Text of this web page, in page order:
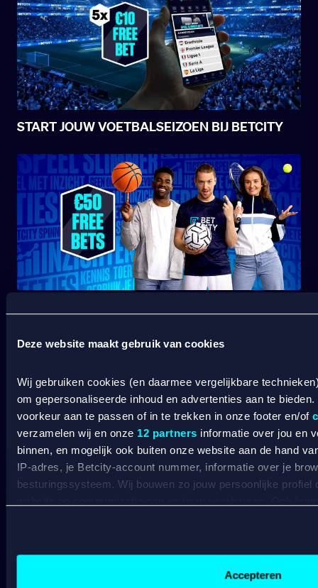
Deze website maakt gebruik van cookies
Wij gebruiken cookies (en daarmee vergelijkbare
om gepersonaliseerde inhoud en advertenties aan te
voorkeur aan te passen of in te trekken in onze footer en/of
verzamelen wij en onze 12 partners informatie over jou en
binnen, en mogelijk ook buiten onze website aan de hand
IP-adres, je Betcity-account nummer, informatie over je
besturingssysteem. Wij bouwen zo jouw persoonlijke profiel
Accepteren
START JOUW VOETBALSEIZOEN BIJ BETCITY
VERANTWOORD
BETCITY
SPORTSBOOK
Wedden op sport
Wedden op voetbal